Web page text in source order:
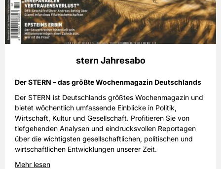
stern Jahresabo
Der STERN – das größte Wochenmagazin Deutschlands
Der STERN ist Deutschlands größtes Wochenmagazin und
bietet wöchentlich umfassende Einblicke in Politik,
Wirtschaft, Kultur und Gesellschaft. Profitieren Sie von
tiefgehenden Analysen und eindrucksvollen Reportagen
über die wichtigsten gesellschaftlichen, politischen und
wirtschaftlichen Entwicklungen unserer Zeit.
Mehr lesen